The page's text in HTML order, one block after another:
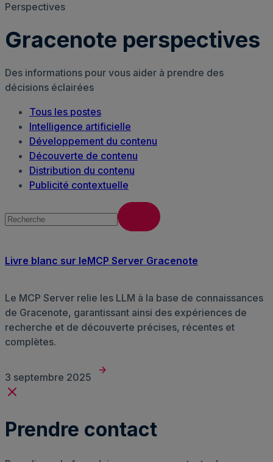
Perspectives
Gracenote perspectives
Des informations pour vous aider à prendre des
décisions éclairées
Tous les postes
Intelligence artificielle
Développement du contenu
Découverte de contenu
Distribution du contenu
Publicité contextuelle
Livre blanc sur leMCP Server Gracenote
Le MCP Server relie les LLM à la base de connaissances
de Gracenote, garantissant ainsi des expériences de
recherche et de découverte précises, récentes et
complètes.
3 septembre 2025
Prendre contact